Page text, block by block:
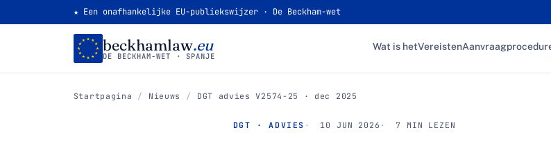
★ Een onafhankelijke EU-publiekswijzer · De Beckham-wet
beckhamlaw.eu
DE BECKHAM-WET · SPANJE
Wat is hetVereisten
Startpagina / Nieuws / DGT advies V2574-25 · dec 2025
DGT · ADVIES 10 JUN 2026 7 MIN LEZEN